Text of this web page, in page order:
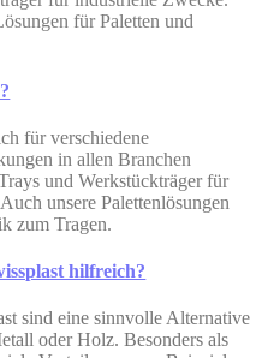
für Paletten und
für verschiedene
in allen Branchen
und Werkstückträger für
unsere Palettenlösungen
zum Tragen.
hilfreich?
sind eine sinnvolle Alternative
oder Holz. Besonders als